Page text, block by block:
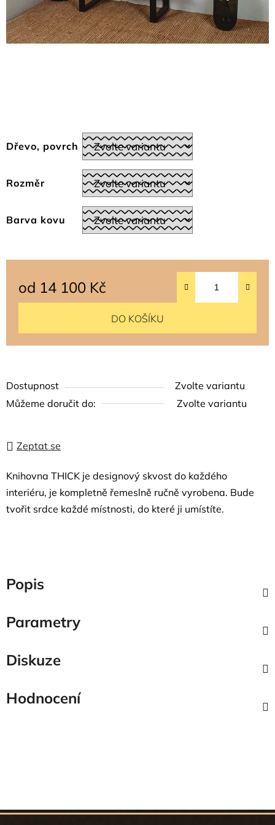
Knihovna THICK je designový skvost do každého
interiéru, je kompletně řemeslně ručně vyrobena. Bude
tvořit srdce každé místnosti, do které ji umístíte.
Dřevo, povrch
Rozměr
Barva kovu
Dostupnost
Zvolte variantu
Můžeme doručit do:
Zvolte variantu
od 14 100 Kč
DO KOŠÍKU
Zeptat se
Popis
Parametry
Diskuze
Hodnocení
Z